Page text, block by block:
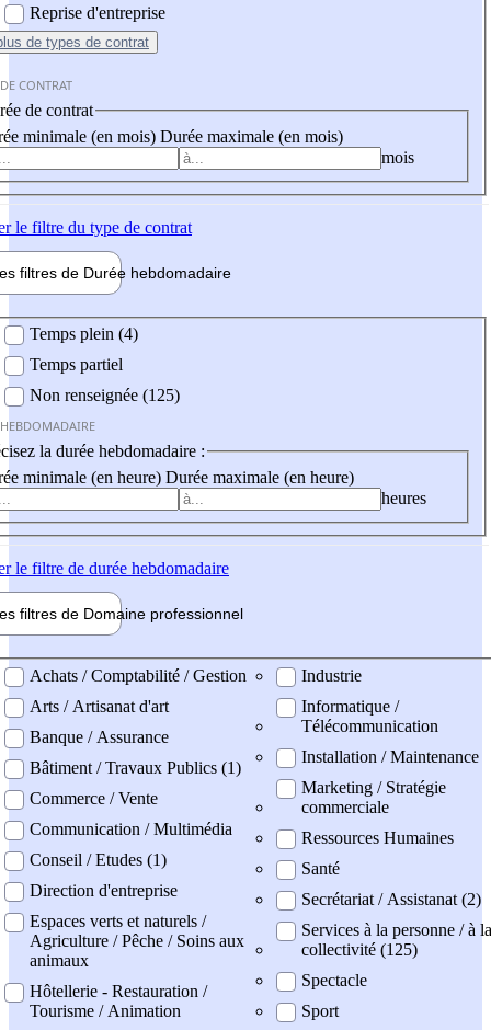
Reprise d'entreprise
de types de contrat
CONTRAT
de contrat
minimale (en mois) Durée maximale (en mois)
mois
le filtre du type de contrat
filtres de Durée hebdomadaire
Temps plein (4)
Temps partiel
Non renseignée (125)
la durée hebdomadaire :
minimale (en heure) Durée maximale (en heure)
heures
le filtre de durée hebdomadaire
filtres de Domaine professionnel
professionel
Achats / Comptabilité / Gestion
Arts / Artisanat d'art
Banque / Assurance
Bâtiment / Travaux Publics (1)
Commerce / Vente
Communication / Multimédia
Conseil / Etudes (1)
Direction d'entreprise
Espaces verts et naturels /
Agriculture / Pêche / Soins aux
animaux
Hôtellerie - Restauration /
Tourisme / Animation
Industrie
Informatique /
Télécommunication
Installation / Maintenance
Marketing / Stratégie
commerciale
Ressources Humaines
Santé
Secrétariat / Assistanat (2)
Services à la personne / à la
collectivité (125)
Spectacle
Sport